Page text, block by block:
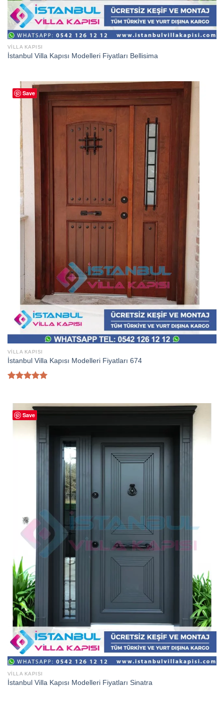
VILLA KAPISI
İstanbul Villa Kapısı Modelleri Fiyatları Bellisima
Save
VILLA KAPISI
İstanbul Villa Kapısı Modelleri Fiyatları 674
aldı
Save
VILLA KAPISI
İstanbul Villa Kapısı Modelleri Fiyatları Sinatra